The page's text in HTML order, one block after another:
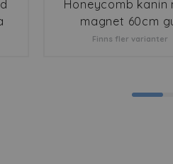
Honeycomb kanin
magnet 60cm
Finns fler varianter